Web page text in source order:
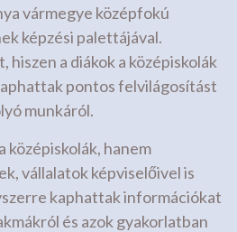
vármegye középfokú
képzési palettájával.
hiszen a diákok a középiskolák
pontos felvilágosítást
munkáról.
középiskolák, hanem
vállalatok képviselőivel is
kaphattak információkat
és azok gyakorlatban